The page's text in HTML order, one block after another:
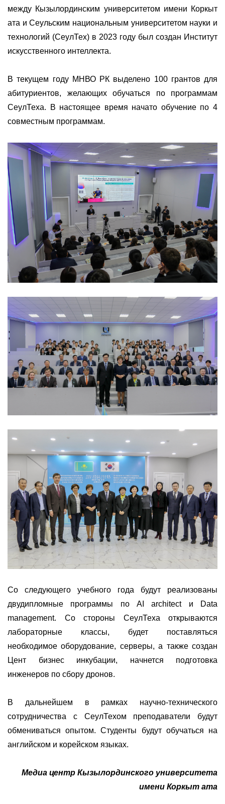
между Кызылординским университетом имени Коркыт
ата и Сеульским национальным университетом науки и
технологий (СеулТех) в 2023 году был создан Институт
искусственного интеллекта.
В текущем году МНВО РК выделено 100 грантов для
абитуриентов, желающих обучаться по программам
СеулТеха. В настоящее время начато обучение по 4
совместным программам.
Со следующего учебного года будут реализованы
двудипломные программы по AI architect и Data
management. Со стороны СеулТеха открываются
лабораторные классы, будет поставляться
необходимое оборудование, серверы, а также создан
Цент бизнес инкубации, начнется подготовка
инженеров по сбору дронов.
В дальнейшем в рамках научно-технического
сотрудничества с СеулТехом преподаватели будут
обмениваться опытом. Студенты
будут обучаться
на
английском и корейском языках.
Медиа центр Кызылординского университета
имени Коркыт ата